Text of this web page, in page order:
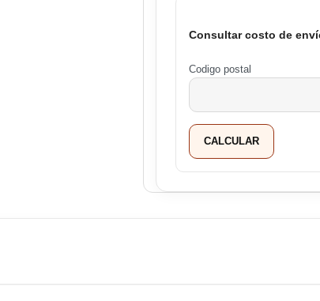
Consultar costo de
Codigo postal
CALCULAR